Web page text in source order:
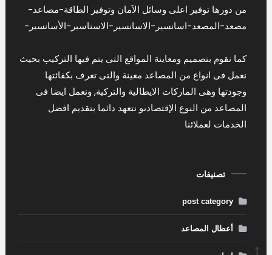
من دورها توفير اعلى وسائل الآمان وتوفير الطاقة-مصاعد-
مصعد-المصعد-اسانسير-الاسانسير-الاسناسير-الأسانسير-
كما نقوم بتصميم ومعاينة المواقع التى يتم فيها التركيب بحيث
نعمل فى انواع من المصاعد معينة والتى تعرف بكفائتها
وجودتها وهى الماركات الايطالية والتركية, ونعمل ايضا فى
المصاعد من النوع الإقتصادىو نتعهد دائما بتقديم افضل
الخدمات لعملائنا
تصنيفات
post category
أعطال المصاعد